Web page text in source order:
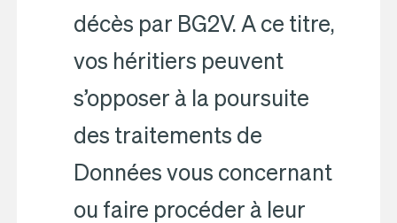
décès par BG2V. A ce titre,
vos héritiers peuvent
s’opposer à la poursuite
des traitements de
Données vous concernant
ou faire procéder à leur